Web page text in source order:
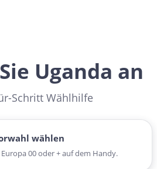
Uganda an
Schritt Wählhilfe
wählen
00 oder + auf dem Handy.